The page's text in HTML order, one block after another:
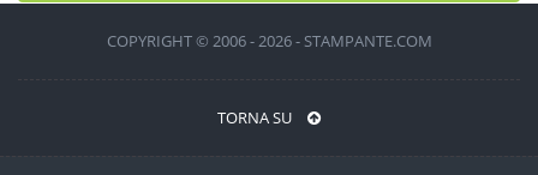
COPYRIGHT © 2006 - 2026 - STAMPANTE.COM
TORNA SU